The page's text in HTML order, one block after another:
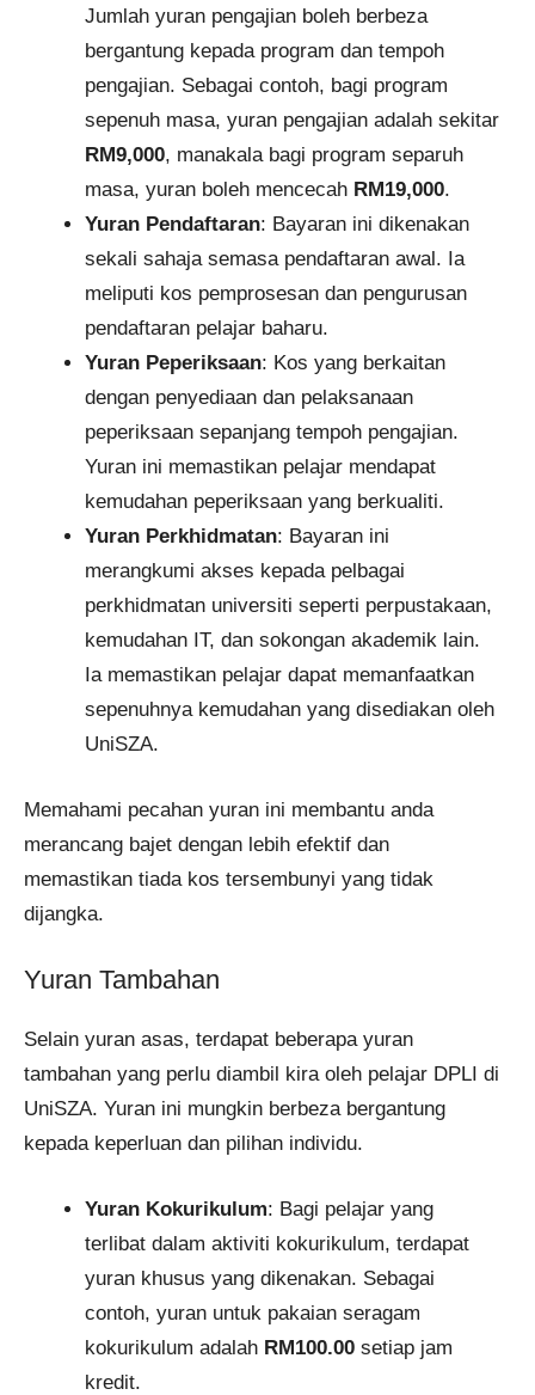
Jumlah yuran pengajian boleh berbeza
bergantung kepada program dan tempoh
pengajian. Sebagai contoh, bagi program
sepenuh masa, yuran pengajian adalah sekitar
RM9,000, manakala bagi program separuh
masa, yuran boleh mencecah RM19,000.
Yuran Pendaftaran: Bayaran ini dikenakan
sekali sahaja semasa pendaftaran awal. Ia
meliputi kos pemprosesan dan pengurusan
pendaftaran pelajar baharu.
Yuran Peperiksaan: Kos yang berkaitan
dengan penyediaan dan pelaksanaan
peperiksaan sepanjang tempoh pengajian.
Yuran ini memastikan pelajar mendapat
kemudahan peperiksaan yang berkualiti.
Yuran Perkhidmatan: Bayaran ini
merangkumi akses kepada pelbagai
perkhidmatan universiti seperti perpustakaan,
kemudahan IT, dan sokongan akademik lain.
Ia memastikan pelajar dapat memanfaatkan
sepenuhnya kemudahan yang disediakan oleh
UniSZA.
Memahami pecahan yuran ini membantu anda
merancang bajet dengan lebih efektif dan
memastikan tiada kos tersembunyi yang tidak
dijangka.
Yuran Tambahan
Selain yuran asas, terdapat beberapa yuran
tambahan yang perlu diambil kira oleh pelajar DPLI di
UniSZA. Yuran ini mungkin berbeza bergantung
kepada keperluan dan pilihan individu.
Yuran Kokurikulum: Bagi pelajar yang
terlibat dalam aktiviti kokurikulum, terdapat
yuran khusus yang dikenakan. Sebagai
contoh, yuran untuk pakaian seragam
kokurikulum adalah RM100.00 setiap jam
kredit.